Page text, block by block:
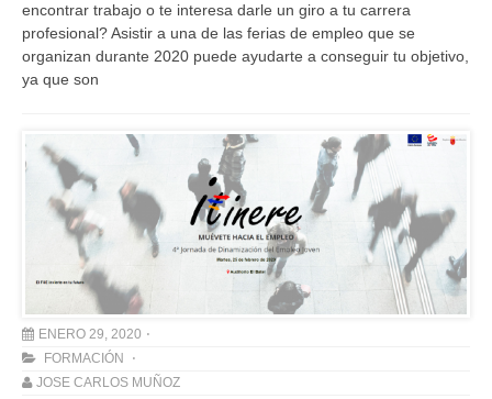
encontrar trabajo o te interesa darle un giro a tu carrera
profesional? Asistir a una de las ferias de empleo que se
organizan durante 2020 puede ayudarte a conseguir tu objetivo,
ya que son
ENERO 29, 2020
FORMACIÓN
JOSE CARLOS MUÑOZ